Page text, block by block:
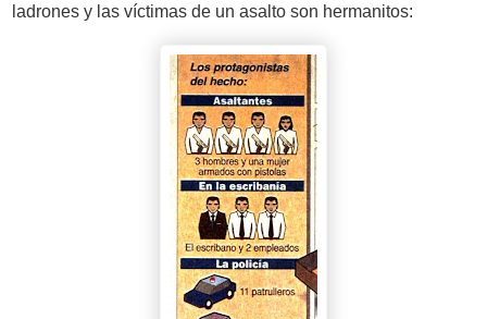
ladrones y las víctimas de un asalto son hermanitos: